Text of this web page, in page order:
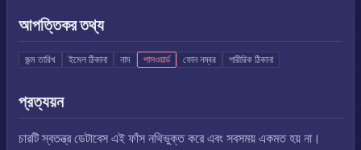
আপত্তিকর তথ্য
জন্ম তারিখ ইমেল ঠিকানা নাম পাসওয়ার্ড ফোন নম্বর শারীরিক ঠিকানা
প্রত্যয়ন
চারটি স্বতন্ত্র ডেটাবেস এই ফাঁস নথিভুক্ত করে এবং সবসময় একমত হয় না।